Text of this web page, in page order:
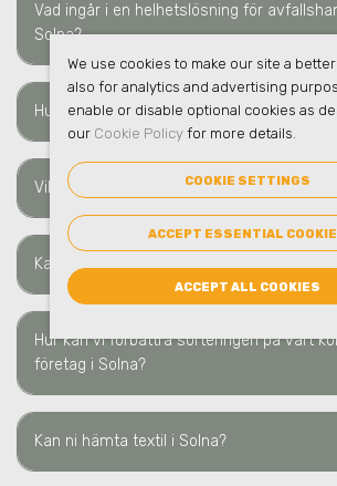
Vad ingår i en helhetslösning för
Solna?
Hur ofta sker hämtning av avfall i Solna?
Vilka typer av avfall och material kan ni
Kan ni hantera farligt avfall i Solna?
Hur kan vi förbättra sorteringen på vårt
företag i Solna?
Kan ni hämta textil i Solna?
We use cookies to make our site a
also for analytics and advertising
enable or disable optional cookies as
our Cookie Policyfor more details.
COOKIE SETTINGS
ACCEPT ESSENTIAL
ACCEPT ALL COOKIES